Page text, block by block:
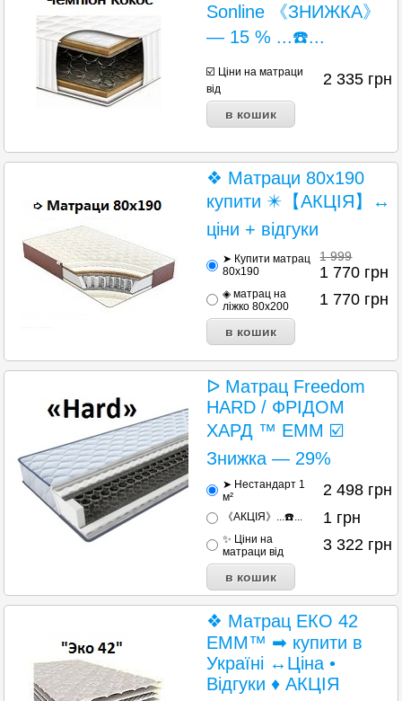
Sonline 《ЗНИЖКА》
— 15 % ...☎️...
☑️ Ціни на матраци
від
2 335 грн
❖ Матраци 80х190
купити ✴️【АКЦІЯ】↔
ціни + відгуки
➤ Купити матрац
80х190
1 999
1 770 грн
◈ матрац на
ліжко 80х200
1 770 грн
ᐅ Матрац Freedom
HARD / ФРІДОМ
ХАРД ™ EMM ☑️
Знижка — 29%
➤ Нестандарт 1
м²
2 498 грн
《АКЦІЯ》...☎️... 1 грн
✨ Ціни на
матраци від
3 322 грн
❖ Матрац ЕКО 42
EMM™ ➡ купити в
Україні ↔Ціна •
Відгуки ♦ АКЦІЯ